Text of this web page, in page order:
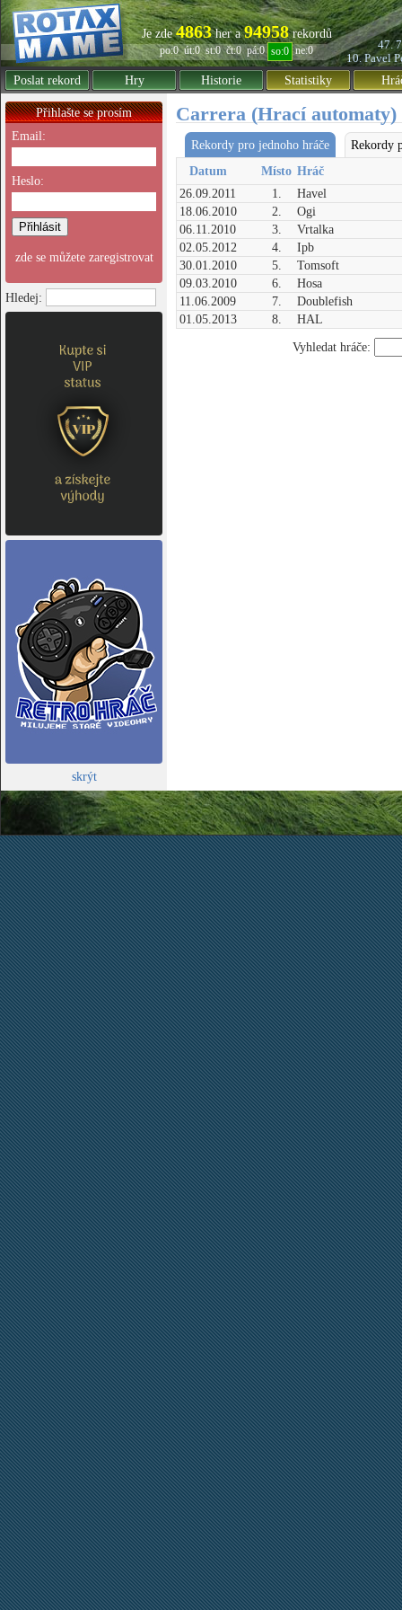
Je zde4863her a94958rekordů
po:0 út:0 st:0 čt:0 pá:0 so:0 ne:0
47.
10. Pavel
Poslat rekord
Hry Historie Statistiky
Přihlašte se prosím
Email:
Heslo:
zde se můžete zaregistrovat
Hledej:
skrýt
Carrera (Hrací automaty)
Rekordy pro jednoho hráče
Rekordy
Datum
Místo Hráč
26.09.2011
1.
Havel
18.06.2010
2.
Ogi
06.11.2010
3.
Vrtalka
02.05.2012
4.
Ipb
30.01.2010
5.
Tomsoft
09.03.2010
6.
Hosa
11.06.2009
7.
Doublefish
01.05.2013
8. HAL
Vyhledat hráče: